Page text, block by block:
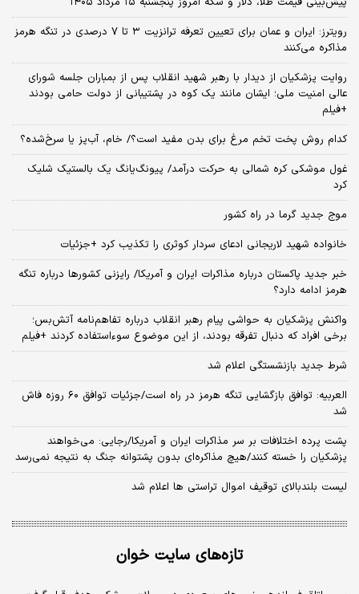
رویترز: ایران و عمان برای تعیین تعرفه ترانزیت ۳ تا ۷ درصدی در تنگه هرمز
مذاکره می‌کنند
روایت پزشکیان از دیدار با رهبر شهید انقلاب پس از بمباران جلسه شورای
عالی امنیت ملی؛ ایشان مانند یک کوه در پشتیبانی از دولت حامی بودند
+فیلم
کدام روش پخت تخم مرغ برای بدن مفید است؟/ خام، آب‌پز یا سرخ‌شده؟
غول موشکی کره شمالی به حرکت درآمد/ پیونگ‌یانگ یک بالستیک شلیک
کرد
موج جدید گرما در راه کشور
خانواده شهید لاریجانی ادعای سردار کوثری را تکذیب کرد +جزئیات
خبر جدید پاکستان درباره مذاکرات ایران و آمریکا/ رایزنی کشورها درباره تنگه
هرمز ادامه دارد؟
واکنش پزشکیان به حواشی پیام رهبر انقلاب درباره تفاهم‌نامه آتش‌بس؛
برخی افراد که دنبال تفرقه بودند، از این موضوع سوءاستفاده کردند +فیلم
شرط جدید بازنشستگی اعلام شد
العربیه: توافق بازگشایی تنگه هرمز در راه است/جزئیات توافق ۶۰ روزه فاش
شد
پشت پرده اختلافات بر سر مذاکرات ایران و آمریکا/رجایی: می‌خواهند
پزشکیان را خسته کنند/هیچ مذاکره‌ای بدون پشتوانه جنگ به نتیجه نمی‌رسد
لیست بلندبالای توقیف اموال تراستی ها اعلام شد
تازه‌های سایت خوان